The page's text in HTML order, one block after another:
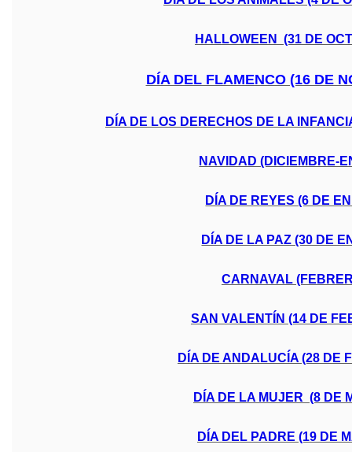
HALLOWEEN (31 DE
DÍA DEL FLAMENCO (16 DE
DÍA DE LOS DERECHOS DE LA
NAVIDAD (DICIEMBRE-
DÍA DE REYES (6 DE
DÍA DE LA PAZ (30 DE
CARNAVAL
SAN VALENTÍN (14 DE
DÍA DE ANDALUCÍA (28 DE
DÍA DE LA MUJER (8 DE
DÍA DEL PADRE (19 DE